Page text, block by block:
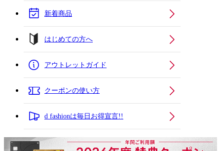
新着商品
はじめての方へ
アウトレットガイド
クーポンの使い方
d fashionは毎日お得宣言!!